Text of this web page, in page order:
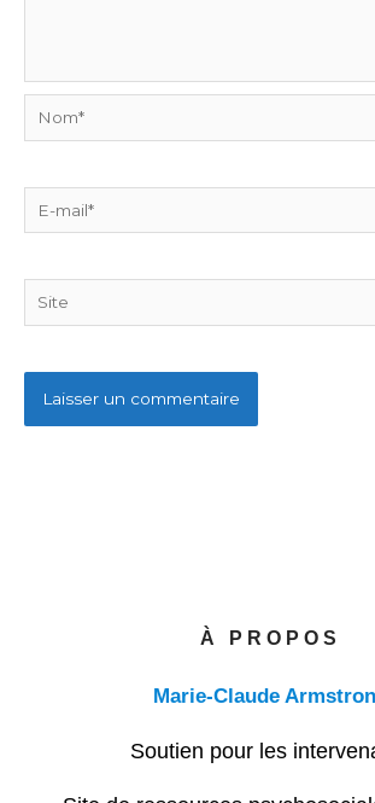
Nom*
E-
mail*
Site
À PROPOS
Marie-Claude
Soutien pour les